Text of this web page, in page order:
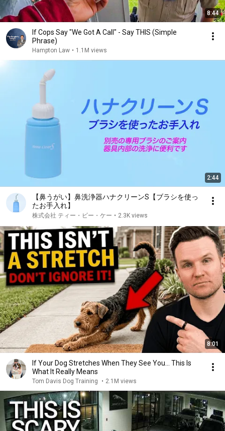
8:44
If Cops Say "We Got A Call" - Say THIS (Simple
Phrase)
Hampton Law • 1.1M views
2:44
【鼻うがい】鼻洗浄器ハナクリーンS【ブラシを使っ
たお手入れ】
株式会社 ティー・ビー・ケー • 2.3K views
8:01
If Your Dog Stretches When They See You… This Is
What It Really Means
Tom Davis Dog Training • 2.1M views